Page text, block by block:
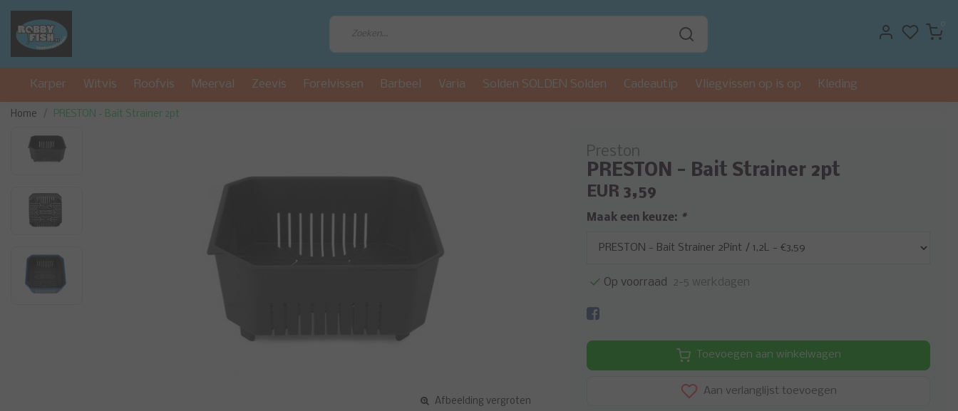
0
Karper Witvis Roofvis Meerval Zeevis Forelvissen Barbeel Varia Solden SOLDEN Solden Cadeautip Vliegvissen op is op Kleding
Home PRESTON - Bait Strainer 2pt
Afbeelding vergroten
Preston
PRESTON - Bait Strainer 2pt
EUR 3,59
Maak een keuze: *
Op voorraad 2-5 werkdagen
Toevoegen aan winkelwagen
Aan verlanglijst toevoegen